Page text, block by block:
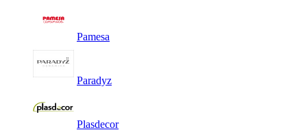
Pamesa
Paradyz
Plasdecor